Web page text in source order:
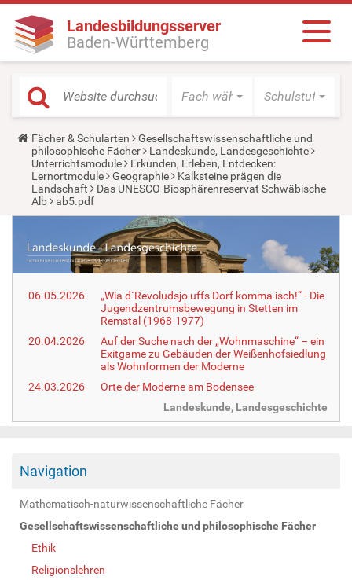
Landesbildungsserver
Baden-Württemberg
Fach wählen Schulstufe
Y
o
u
a
r
e
h
e
:
Fächer & Schularten
Gesellschaftswissenschaftliche und
philosophische Fächer
Landeskunde, Landesgeschichte
Unterrichtsmodule
Erkunden, Erleben, Entdecken:
Lernortmodule
Geographie
Kalksteine prägen die
Landschaft
Das UNESCO-Biosphärenreservat Schwäbische
Alb
ab5.pdf
06.05.2026
„Wia d´Revoludsjo uffs Dorf komma isch!“ - Die
Jugendzentrumsbewegung in Stetten im
Remstal (1968-1977)
20.04.2026
Auf der Suche nach der „Wohnmaschine“ – ein
Exitgame zu Gebäuden der Weißenhofsiedlung
als Wohnformen der Moderne
24.03.2026
Orte der Moderne am Bodensee
Landeskunde, Landesgeschichte
Navigation
Mathematisch-naturwissenschaftliche Fächer
Gesellschaftswissenschaftliche und philosophische Fächer
Ethik
Religionslehren